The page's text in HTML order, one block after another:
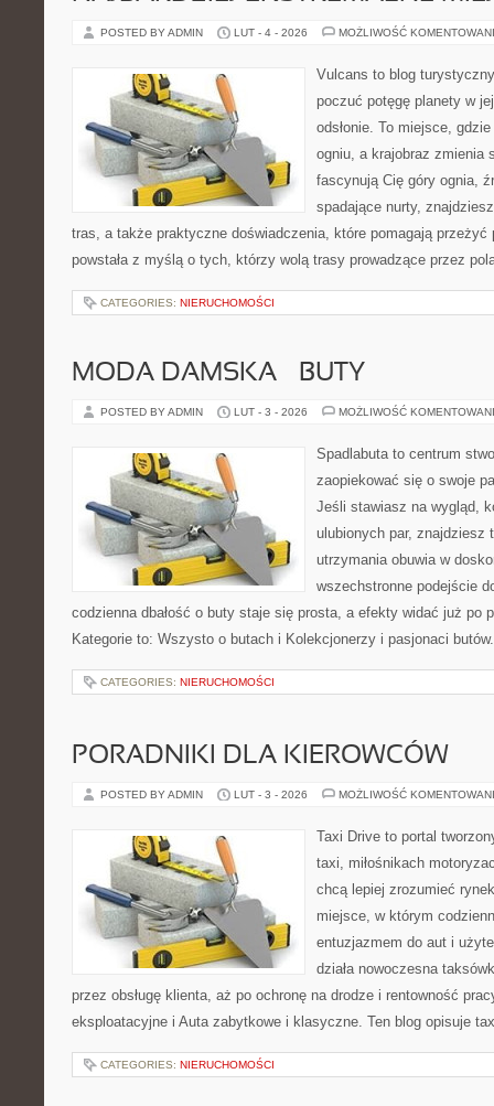
POSTED BY ADMIN LUT - 4 - 2026 MOŻLIWOŚĆ
Vulcans to blog
poczuć potęgę planety w
odsłonie. To miejsce,
ogniu, a krajobraz zmienia
fascynują Cię góry ognia,
spadające nurty,
tras, a także praktyczne doświadczenia, które pomagają przeżyć
powstała z myślą o tych, którzy wolą trasy prowadzące przez
CATEGORIES: NIERUCHOMOŚCI
MODA DAMSKA – BUTY
POSTED BY ADMIN LUT - 3 - 2026 MOŻLIWOŚĆ
Spadlabuta to centrum
zaopiekować się o swoje
Jeśli stawiasz na wygląd,
ulubionych par, znajdziesz
utrzymania obuwia w
wszechstronne podejście
codzienna dbałość o buty staje się prosta, a efekty widać już po
Kategorie to: Wszysto o butach i Kolekcjonerzy i pasjonaci
CATEGORIES: NIERUCHOMOŚCI
PORADNIKI DLA KIEROWCÓW
POSTED BY ADMIN LUT - 3 - 2026 MOŻLIWOŚĆ
Taxi Drive to portal
taxi, miłośnikach
chcą lepiej zrozumieć
miejsce, w którym
entuzjazmem do aut i
działa nowoczesna
przez obsługę klienta, aż po ochronę na drodze i rentowność
eksploatacyjne i Auta zabytkowe i klasyczne. Ten blog opisuje
CATEGORIES: NIERUCHOMOŚCI